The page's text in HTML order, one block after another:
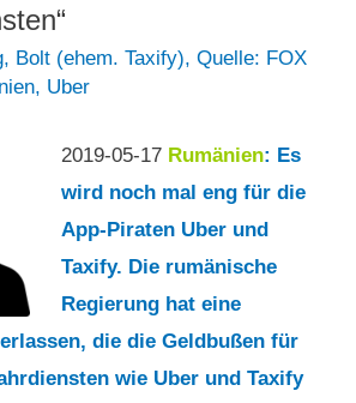
, Bolt (ehem. Taxify),Quelle: FOX
, Uber
2019-05-17 Rumänien: Es
wird noch mal eng für die
App-Piraten Uber und
Taxify. Die rumänische
Regierung hat eine
die die Geldbußen für
wie Uber und Taxify